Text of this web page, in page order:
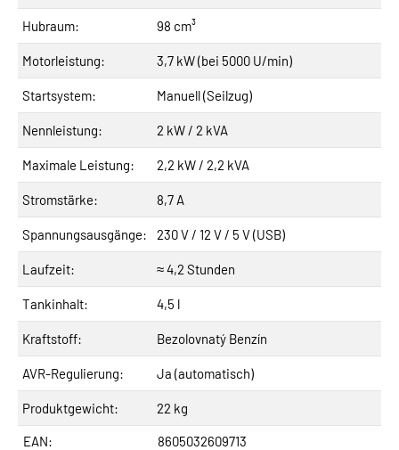
Hubraum: 98 cm³
Motorleistung: 3,7 kW (bei 5000 U/min)
Startsystem: Manuell (Seilzug)
Nennleistung: 2 kW / 2 kVA
Maximale Leistung: 2,2 kW / 2,2 kVA
Stromstärke: 8,7 A
Spannungsausgänge: 230 V / 12 V / 5 V (USB)
Laufzeit: ≈ 4,2 Stunden
Tankinhalt: 4,5 l
Kraftstoff: Bezolovnatý Benzín
AVR-Regulierung: Ja (automatisch)
Produktgewicht: 22 kg
EAN: 8605032609713